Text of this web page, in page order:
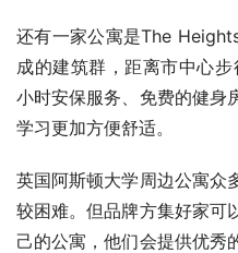
还有一家公寓是The
成的建筑群，距离市中心
小时安保服务、免费的健身
学习更加方便舒适。
英国阿斯顿大学周边公寓众
较困难。但品牌方集好家可
己的公寓，他们会提供优秀